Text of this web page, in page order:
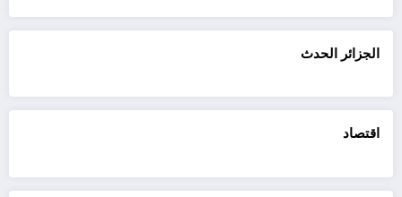
الجزائر الحدث
اقتصاد